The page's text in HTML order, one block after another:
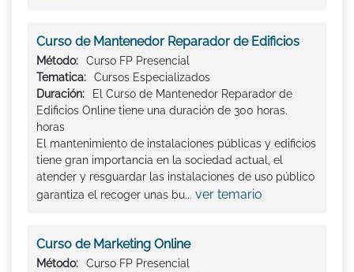
Curso de Mantenedor Reparador de Edificios
Método:
Curso FP Presencial
Tematica:
Cursos Especializados
Duración:
El Curso de Mantenedor Reparador de
Edificios Online tiene una duración de 300 horas.
horas
El mantenimiento de instalaciones públicas y edificios
tiene gran importancia en la sociedad actual, el
atender y resguardar las instalaciones de uso público
garantiza el recoger unas bu... ver temario
Curso de Marketing Online
Método:
Curso FP Presencial